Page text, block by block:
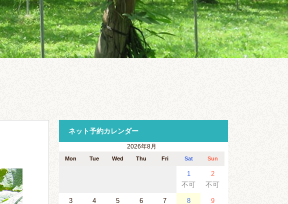
ネット予約カレンダー
2026年8月
Mon Tue Wed Thu Fri Sat Sun
1
不可
2
不可
3 4 5 6 7 8 9